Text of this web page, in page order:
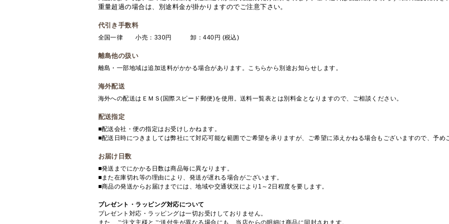
重量超過の場合は、別途料金が掛かりますのでご注意下さい。
代引き手数料
全国一律 小売：330円 卸：440円 (税込)
離島他の扱い
離島・一部地域は追加送料がかかる場合があります。こちらから別途お知らせします。
海外配送
海外への配送はＥＭＳ(国際スピード郵便)を使用。送料一覧表とは別料金となりますので、ご相談ください。
配送指定
■配送会社・便の指定はお受けしかねます。
■配送日時につきましては弊社にて対応可能な範囲でご希望を承りますが、ご希望に添えかねる場合もございますので、予め
お届け日数
■発送までにかかる日数は商品毎に異なります。
■また在庫切れ等の理由により、発送が遅れる場合がございます。
■商品の発送からお届けまでには、地域や交通状況により1～2日程度を要します。
プレゼント・ラッピング対応について
プレゼント対応・ラッピングは一切お受けしておりません。
また、ご注文主様とご送付先が異なる場合にも、当店からの明細は商品に同封されます。